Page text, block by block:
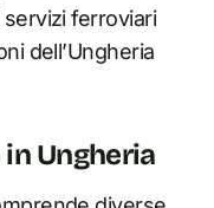
ferroviari
dell’Ungheria
Ungheria